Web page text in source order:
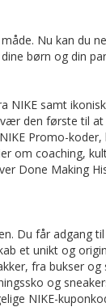
Nu kan du
børn og din
NIKE samt
den første til
Promo-
om coaching,
Done Making
Du får adgang
et unikt og
fra bukser og
og
NIKE-